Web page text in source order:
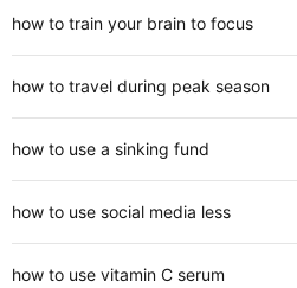
how to train your brain to focus
how to travel during peak season
how to use a sinking fund
how to use social media less
how to use vitamin C serum